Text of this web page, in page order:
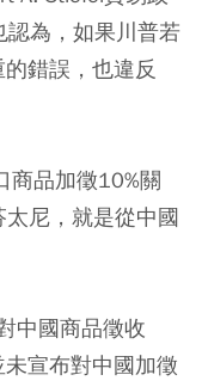
認為，如果川普若
錯誤，也違反
商品加徵10%關
尼，就是從中國
中國商品徵收
宣布對中國加徵